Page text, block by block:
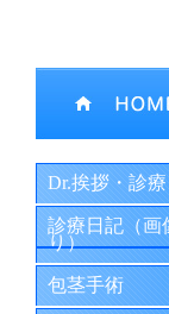
Dr.挨拶・診
診療日記（画
り）
包茎手術